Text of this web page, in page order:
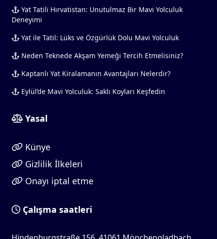
Yat Tatili Hırvatistan: Unutulmaz Bir Mavi Yolculuk
Deneyimi
Yat ile Tatil: Lüks ve Özgürlük Dolu Mavi Yolculuk
Neden Teknede Akşam Yemeği Tercih Etmelisiniz?
Kaptanlı Yat Kiralamanın Avantajları Nelerdir?
Eylül’de Mavi Yolculuk: Saklı Koyları Keşfedin
Yasal
Künye
Gizlilik İlkeleri
Onayı iptal etme
Çalışma saatleri